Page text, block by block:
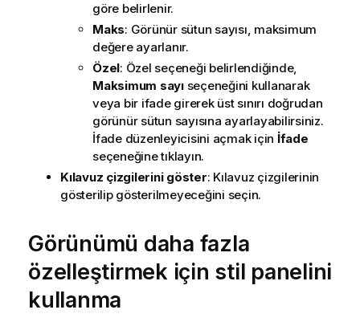
göre belirlenir.
Maks: Görünür sütun sayısı, maksimum
değere ayarlanır.
Özel: Özel seçeneği belirlendiğinde,
Maksimum sayıseçeneğini kullanarak
veya bir ifade girerek üst sınırı doğrudan
görünür sütun sayısına ayarlayabilirsiniz.
İfade düzenleyicisini açmak için İfade
seçeneğine tıklayın.
Kılavuz çizgilerini göster: Kılavuz çizgilerinin
gösterilip gösterilmeyeceğini seçin.
Görünümü daha fazla
özelleştirmek için stil panelini
kullanma